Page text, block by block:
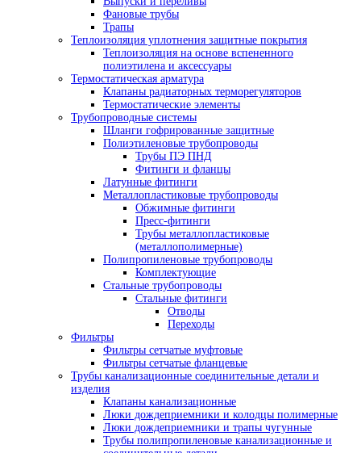
Фановые трубы
Трапы
Теплоизоляция уплотнения защитные покрытия
Теплоизоляция на основе вспененного
полиэтилена и аксессуары
Термостатическая арматура
Клапаны радиаторных терморегуляторов
Термостатические элементы
Трубопроводные системы
Шланги гофрированные защитные
Полиэтиленовые трубопроводы
Трубы ПЭ ПНД
Фитинги и фланцы
Латунные фитинги
Металлопластиковые трубопроводы
Обжимные фитинги
Пресс-фитинги
Трубы металлопластиковые
(металлополимерные)
Полипропиленовые трубопроводы
Комплектующие
Стальные трубопроводы
Стальные фитинги
Отводы
Переходы
Фильтры
Фильтры сетчатые муфтовые
Фильтры сетчатые фланцевые
Трубы канализационные соединительные детали и
изделия
Клапаны канализационные
Люки дождеприемники и колодцы полимерные
Люки дождеприемники и трапы чугунные
Трубы полипропиленовые канализационные и